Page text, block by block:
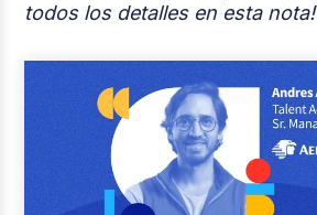
todos los detalles en esta nota!